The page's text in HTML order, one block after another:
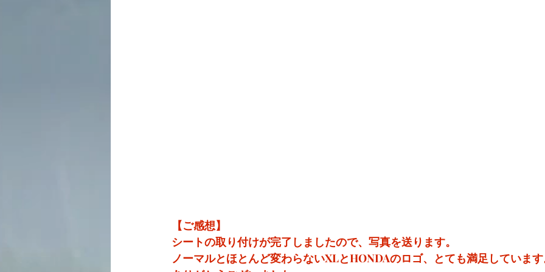
【ご感想】
シートの取り付けが完了しましたので、写真を送ります。
ノーマルとほとんど変わらないXLとHONDAのロゴ、とても満足していま